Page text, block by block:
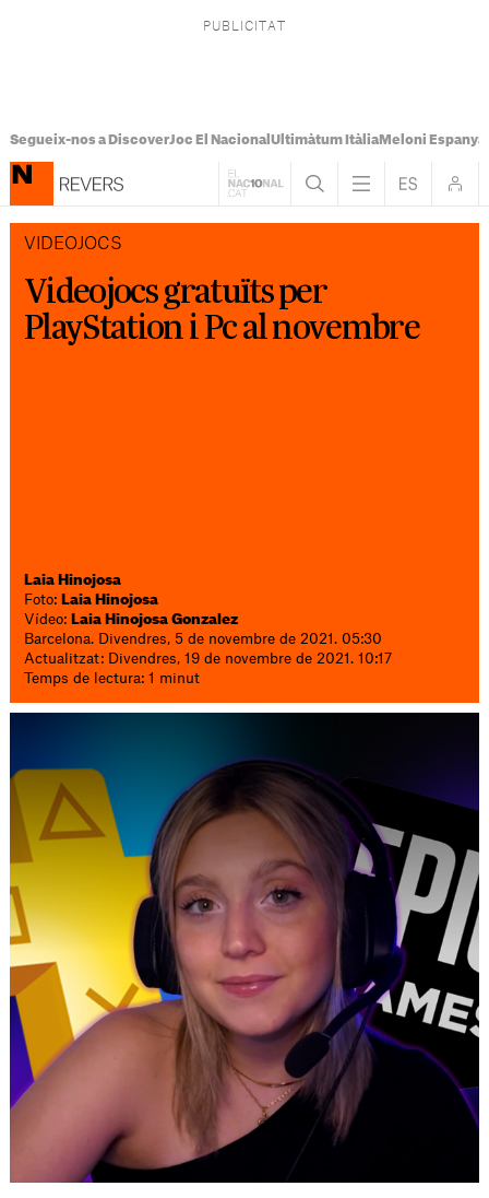
Segueix-nos a DiscoverJoc El Nacional Ultimàtum ItàliaMeloni Espanya
VIDEOJOCS
Videojocs gratuïts per
PlayStation i Pc al novembre
Laia Hinojosa
Foto: Laia Hinojosa
Vídeo: Laia Hinojosa Gonzalez
Barcelona. Divendres, 5 de novembre de 2021. 05:30
Actualitzat: Divendres, 19 de novembre de 2021. 10:17
Temps de lectura: 1 minut